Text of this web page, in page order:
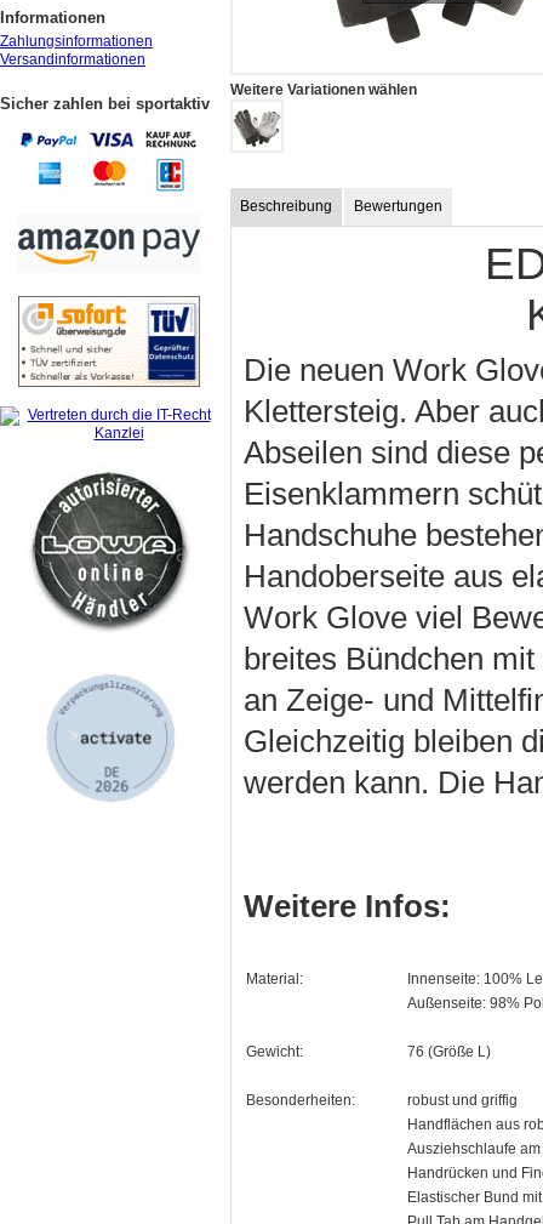
Weitere Variationen wählen
Beschreibung Bewertungen
Die neuen Work
Klettersteig. Aber
Abseilen sind diese
Eisenklammern
Handschuhe
Handoberseite aus
Work Glove viel
breites Bündchen
an Zeige- und
Gleichzeitig bleiben
werden kann. Die
Weitere Infos:
Material:
Innenseite: 100%
Außenseite: 98%
Gewicht: 76 (Größe L)
Besonderheiten:
robust und griffig
Handflächen aus
Ausziehschlaufe
Handrücken und
Elastischer Bund
Informationen
Zahlungsinformationen
Versandinformationen
Sicher zahlen bei sportaktiv